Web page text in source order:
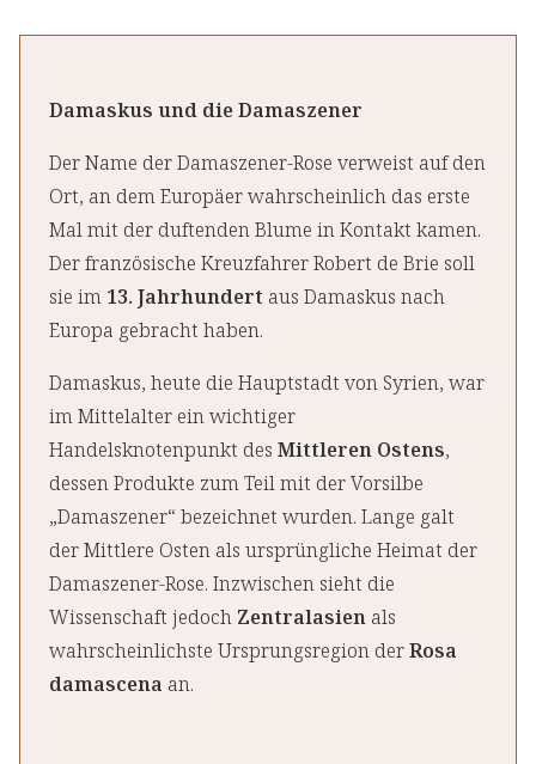
Damaskus und die Damaszener
Der Name der Damaszener-Rose verweist auf den
Ort, an dem Europäer wahrscheinlich das erste
Mal mit der duftenden Blume in Kontakt kamen.
Der französische Kreuzfahrer Robert de Brie soll
sie im 13. Jahrhundert aus Damaskus nach
Europa gebracht haben.
Damaskus, heute die Hauptstadt von Syrien, war
im Mittelalter ein wichtiger
Handelsknotenpunkt des Mittleren Ostens,
dessen Produkte zum Teil mit der Vorsilbe
„Damaszener“ bezeichnet wurden. Lange galt
der Mittlere Osten als ursprüngliche Heimat der
Damaszener-Rose. Inzwischen sieht die
Wissenschaft jedoch Zentralasien als
wahrscheinlichste Ursprungsregion derRosa
damascena an.